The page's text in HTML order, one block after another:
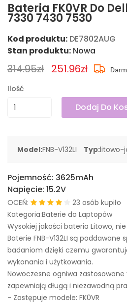
Bateria FK0VR Do
7330 7430 7530
Kod produktu: DE7802AUG
Stan produktu: Nowa
314.95zł 251.96zł
Ilość
Dodaj Do
Model:FNB-V132LI Typ:litowo-
Pojemność: 3625mAh
Napięcie: 15.2V
OCEŃ:
23 osób kupiło
Kategoria:Baterie do Laptopów
Wysokiej jakości bateria Litowo,
Baterie FNB-V132LI są poddawane
badaniom dzięki czemu
wykonania i użytkowania.
Nowoczesne ogniwa
zapewniają długą i niezawodną
- Zastępuje modele: FK0VR